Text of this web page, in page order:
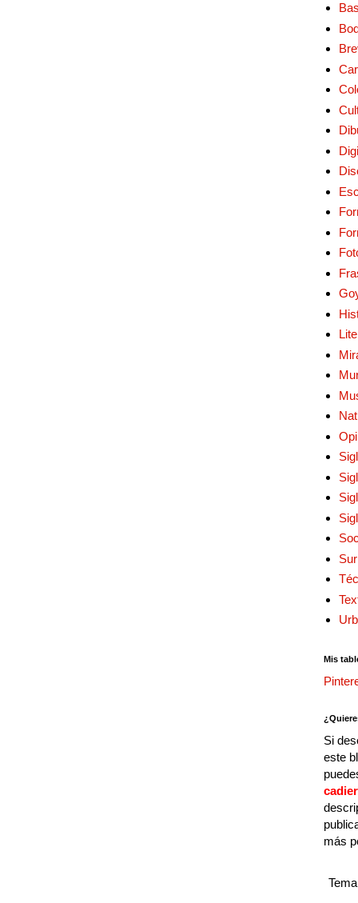
Mis
Si
este
más